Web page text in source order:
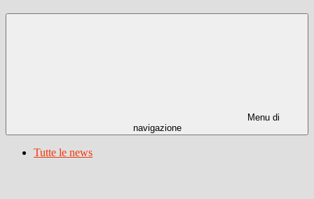
Menu di
navigazione
Tutte le news